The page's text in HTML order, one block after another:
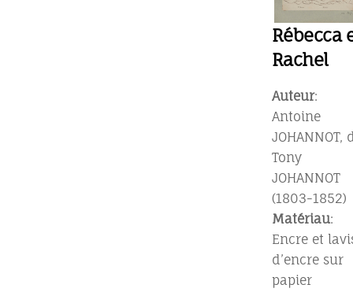
Rébecca
Rachel
Auteur:
Antoine
JOHANNOT,
Tony
JOHANNOT
(1803-1852)
Matériau:
Encre et
d’encre sur
papier